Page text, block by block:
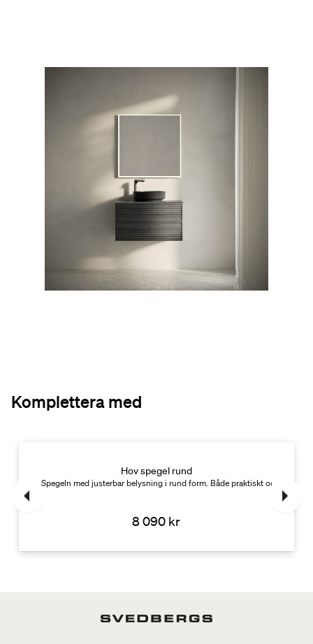
Komplettera med
med smarta funktioner.
Hov spegel rund
Spegeln med justerbar belysning i rund form. Både praktiskt och
8 090 kr